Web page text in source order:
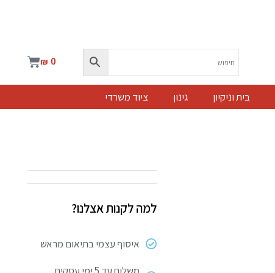
₪ 0
עגלת
בית וניקיון גינון ציוד משרדי
למה לקנות אצלנו?
איסוף עצמי בתיאום מראש